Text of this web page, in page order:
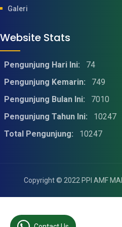
Galeri
Website Stats
Pengunjung Hari Ini:
74
Pengunjung Kemarin:
749
Pengunjung Bulan Ini:
7010
Pengunjung Tahun Ini:
10247
Total Pengunjung:
10247
Copyright © 2022 PPI AMF